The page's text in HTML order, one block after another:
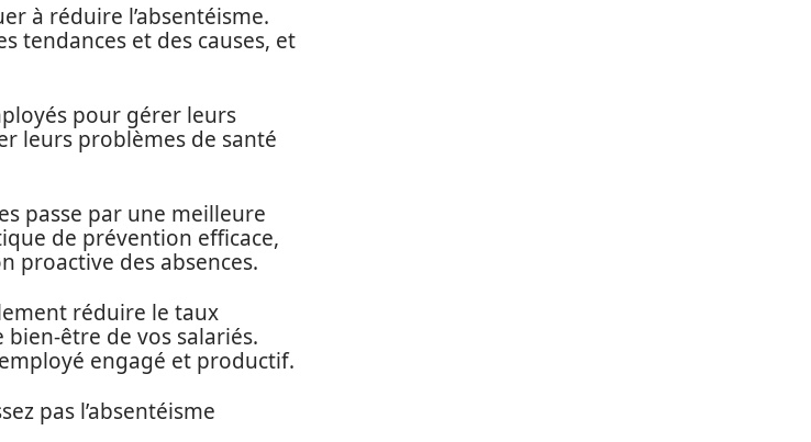
à réduire l’absentéisme.
tendances et des causes, et
pour gérer leurs
leurs problèmes de santé
passe par une meilleure
de prévention efficace,
proactive des absences.
réduire le taux
être de vos salariés.
engagé et productif.
pas l’absentéisme